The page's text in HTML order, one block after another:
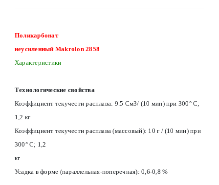
Поликарбонат
неусиленный Makrolon 2858
Характеристики
Технологические свойства
Коэффициент текучести расплава: 9.5 См3/ (10 мин) при 300° С;
1,2 кг
Коэффициент текучести расплава (массовый): 10 г / (10 мин) при
300° С; 1,2
кг
Усадка в форме (параллельная-поперечная): 0,6-0,8 %